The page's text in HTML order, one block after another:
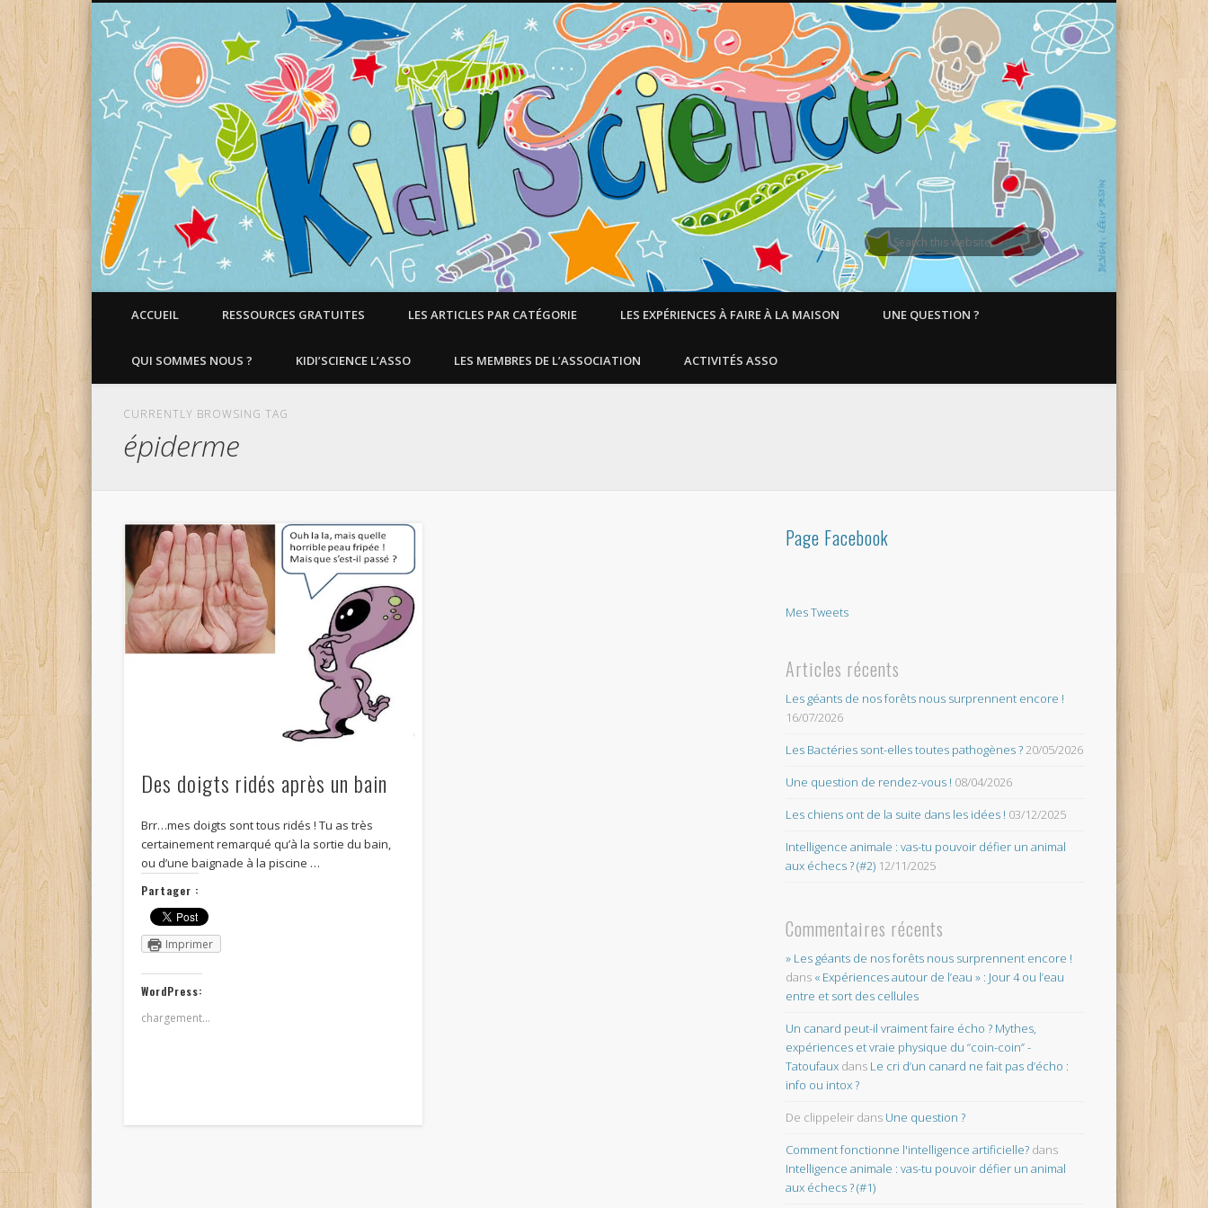
Faire aimer les Sciences aux Enfants !
ACCUEIL RESSOURCES GRATUITES LES ARTICLES PAR CATÉGORIE LES EXPÉRIENCES À FAIRE À LA MAISON UNE QUESTION ?
QUI SOMMES NOUS ? KIDI’SCIENCE L’ASSO LES MEMBRES DE L’ASSOCIATION ACTIVITÉS ASSO
CURRENTLY BROWSING TAG
épiderme
Des doigts ridés après un bain
Brr…mes doigts sont tous ridés ! Tu as très
certainement remarqué qu’à la sortie du bain,
ou d’une baignade à la piscine …
Partager :
Imprimer
WordPress:
chargement…
Page Facebook
Mes Tweets
Articles récents
Les géants de nos forêts nous surprennent encore !
16/07/2026
Les Bactéries sont-elles toutes pathogènes ?20/05/2026
Une question de rendez-vous ! 08/04/2026
Les chiens ont de la suite dans les idées ! 03/12/2025
Intelligence animale : vas-tu pouvoir défier un animal
aux échecs ? (#2) 12/11/2025
Commentaires récents
» Les géants de nos forêts nous surprennent encore !
dans « Expériences autour de l’eau » : Jour 4 ou l’eau
entre et sort des cellules
Un canard peut-il vraiment faire écho ? Mythes,
expériences et vraie physique du “coin-coin” -
Tatoufaux dans Le cri d’un canard ne fait pas d’écho :
info ou intox ?
De clippeleir dans Une question ?
Comment fonctionne l'intelligence artificielle? dans
Intelligence animale : vas-tu pouvoir défier un animal
aux échecs ? (#1)